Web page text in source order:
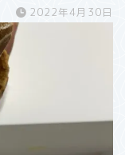
2022年4月30日